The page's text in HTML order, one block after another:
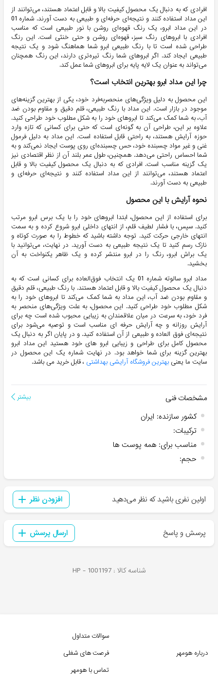
افرادی که به دنبال یک محصول کیفیت بالا و قابل اعتماد هستند، می‌توانند از
این مداد استفاده کنند و نتیجه‌ای حرفه‌ای و طبیعی به دست آورند. شماره 01
در این مداد ابرو، یک رنگ قهوه‌ای روشن با نور طبیعی است که مناسب
افرادی با ابروهای رنگ سبز، قهوه‌ای روشن و حتی خنثی است. این رنگ
طراحی شده است تا با رنگ طبیعی ابرو شما هماهنگ شود و یک نتیجه
طبیعی ایجاد کند. اگر ابروهای شما رنگ تیره‌تری دارند، این رنگ همچنان
می‌تواند به عنوان یک لایه پایه برای ابروهای شما عمل کند.
چرا این مداد ابرو بهترین انتخاب است؟
این محصول به دلیل ویژگی‌های منحصربه‌فرد خود، یکی از بهترین گزینه‌های
موجود در بازار است. این مداد با رنگ طبیعی، قلم دقیق و مقاوم بودن ضد
آب، به شما کمک می‌کند تا ابروهای خود را به شکل مطلوب خود طراحی کنید.
علاوه بر این، طراحی آن به گونه‌ای است که حتی برای کسانی که تازه وارد
حوزه آرایش هستند، به راحتی قابل استفاده است. این مداد به دلیل فرمول
غنی و غیر مواد چسبنده خود، حس چسبنده‌ای روی پوست ایجاد نمی‌کند و به
شما احساس راحتی می‌دهد. همچنین، طول عمر بلند آن از نظر اقتصادی نیز
یک گزینه مناسب است. افرادی که به دنبال یک محصول کیفیت بالا و قابل
اعتماد هستند، می‌توانند از این مداد استفاده کنند و نتیجه‌ای حرفه‌ای و
طبیعی به دست آورند.
نحوه آرایش با این محصول
برای استفاده از این محصول، ابتدا ابروهای خود را با یک برس ابرو مرتب
کنید. سپس، با فشار لطیف قلم، از انتهای داخلی ابرو شروع کرده و به سمت
انتهای خارجی حرکت کنید. توجه داشته باشید که خطوط را به صورت کوتاه و
نازک رسم کنید تا یک نتیجه طبیعی به دست آورید. در نهایت، می‌توانید با
یک براش ابرو، رنگ را در ابرو منتشر کرده و یک ظاهر یکنواخت به آن
بخشید.
مداد ابرو سالوته شماره 01 یک انتخاب فوق‌العاده برای کسانی است که به
دنبال یک محصول کیفیت بالا و قابل اعتماد هستند. با رنگ طبیعی، قلم دقیق
و مقاوم بودن ضد آب، این مداد به شما کمک می‌کند تا ابروهای خود را به
شکل مطلوب خود طراحی کنید. این محصول، به علت ویژگی‌های منحصر به
فرد خود، به سرعت در میان علاقمندان به زیبایی محبوب شده است چه برای
آرایش روزانه و چه آرایش حرفه ای مناسب است و توصیه می‌شود برای
نتیجه‌ای فوق العاده و طبیعی از آن استفاده کنید. و در پایان اگر به دنبال یک
محصول کامل برای طراحی و زیبایی ابرو های خود هستید این مداد ابرو
بهترین گزینه برای شما خواهد بود. در نهایت شماره یک این محصول در
سایت ما یعنی بهترین فروشگاه آرایشی بهداشتی ، قابل خرید می باشد.
مشخصات فنی بیشتر
کشور سازنده: ایران
ترکیبات:
مناسب برای: همه پوست ها
حجم:
اولین نفری باشید که نظر می‌دهید افزودن نظر
پرسش و پاسخ ارسال پرسش
شناسه کالا : HP - 1001197
درباره هومهر
سوالات متداول
فرصت های شغلی
تماس با هومهر